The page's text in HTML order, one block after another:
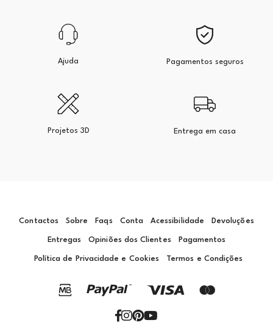
Ajuda Pagamentos seguros
Projetos 3D Entrega em casa
Contactos Sobre Faqs Conta Acessibilidade Devoluções
Entregas Opiniões dos Clientes Pagamentos
Política de Privacidade e Cookies Termos e Condições